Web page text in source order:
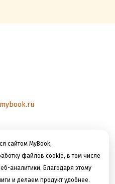
сайтом MyBook,
файлов cookie, в том числе
аналитики. Благодаря этому
и делаем продукт удобнее.